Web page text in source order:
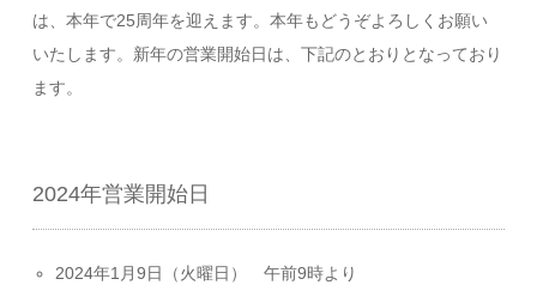
は、本年で25周年を迎えます。本年もどうぞよろしくお願い
いたします。新年の営業開始日は、下記のとおりとなっており
ます。
2024年営業開始日
2024年1月9日（火曜日） 午前9時より